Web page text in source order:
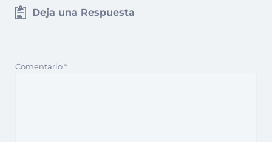
Deja una Respuesta
Comentario*